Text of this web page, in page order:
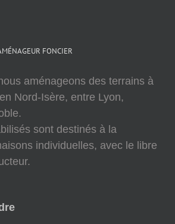
FONCIER
aménageons des terrains à
Nord-Isère, entre Lyon,
sont destinés à la
individuelles, avec le libre